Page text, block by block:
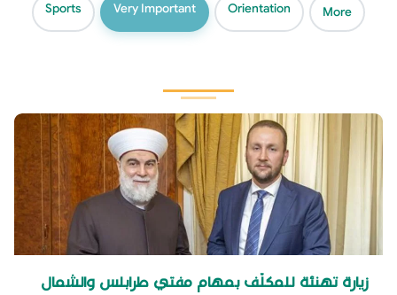
Sports Very Important Orientation More
زيارة تهنئة للمكلّف بمهام مفتي طرابلس والشمال